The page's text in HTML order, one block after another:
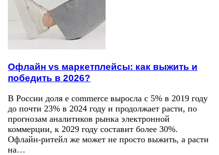
Офлайн vs маркетплейсы: как выжить и
победить в 2026?
В России доля e commerce выросла с 5% в 2019 году
до почти 23% в 2024 году и продолжает расти, по
прогнозам аналитиков рынка электронной
коммерции, к 2029 году составит более 30%.
Офлайн-ритейл же может не просто выжить, а расти
на…